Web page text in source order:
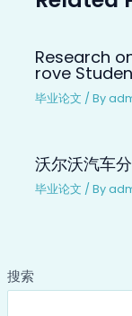
搜索
Research
rove
毕业论文 / By
沃尔沃汽车
毕业论文 / By